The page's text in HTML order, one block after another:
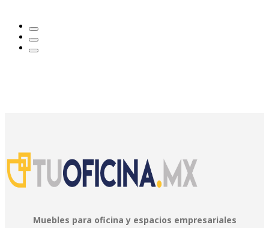
Muebles para oficina y espacios empresariales